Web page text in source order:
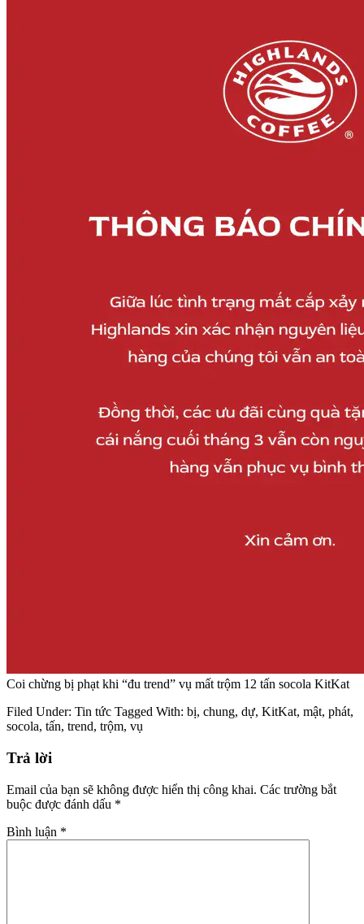
Coi chừng bị phạt khi “đu trend” vụ mất trộm 12 tấn socola KitKat
Filed Under: Tin tức Tagged With: bị, chung, dự, KitKat, mật, phát,
socola, tấn, trend, trộm, vụ
Trả lời
Email của bạn sẽ không được hiển thị công khai. Các trường bắt
buộc được đánh dấu *
Bình luận *